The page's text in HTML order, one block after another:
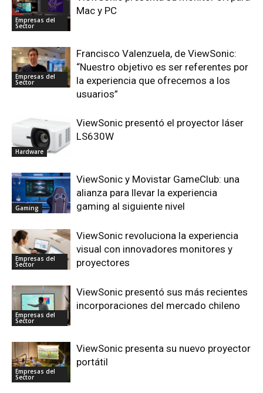
Empresas del
Sector
Mac y PC
Empresas del
Sector
Francisco Valenzuela, de ViewSonic:
“Nuestro objetivo es ser referentes por
la experiencia que ofrecemos a los
usuarios”
Hardware
ViewSonic presentó el proyector láser
LS630W
Gaming
ViewSonic y Movistar GameClub: una
alianza para llevar la experiencia
gaming al siguiente nivel
Empresas del
Sector
ViewSonic revoluciona la experiencia
visual con innovadores monitores y
proyectores
Empresas del
Sector
ViewSonic presentó sus más recientes
incorporaciones del mercado chileno
Empresas del
Sector
ViewSonic presenta su nuevo proyector
portátil